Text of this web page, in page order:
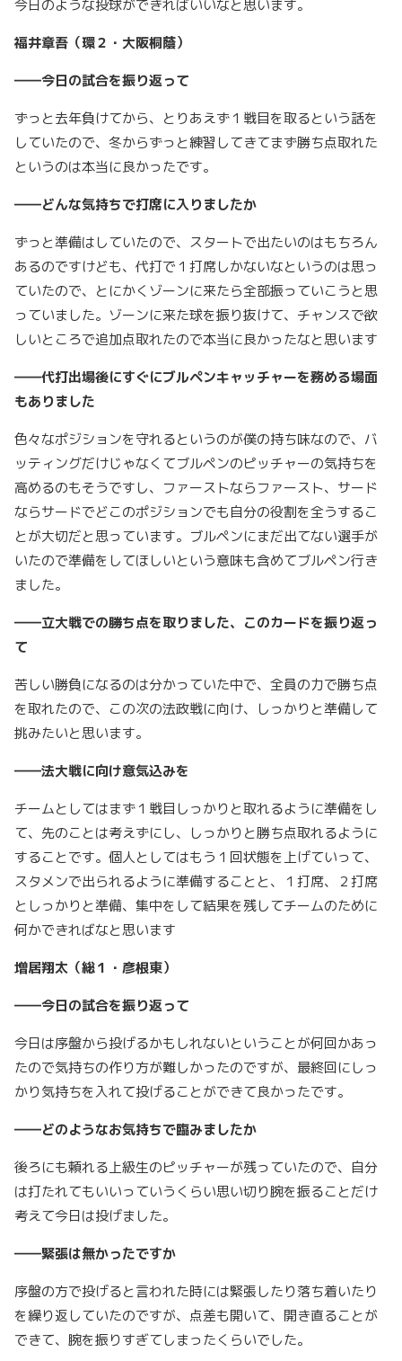
今日のような投球ができればいいなと思います。
福井章吾（環２・大阪桐蔭）
――今日の試合を振り返って
ずっと去年負けてから、とりあえず１戦目を取るという話を
していたので、冬からずっと練習してきてまず勝ち点取れた
というのは本当に良かったです。
――どんな気持ちで打席に入りましたか
ずっと準備はしていたので、スタートで出たいのはもちろん
あるのですけども、代打で１打席しかないなというのは思っ
ていたので、とにかくゾーンに来たら全部振っていこうと思
っていました。ゾーンに来た球を振り抜けて、チャンスで欲
しいところで追加点取れたので本当に良かったなと思います
――代打出場後にすぐにブルペンキャッチャーを務める場面
もありました
色々なポジションを守れるというのが僕の持ち味なので、バ
ッティングだけじゃなくてブルペンのピッチャーの気持ちを
高めるのもそうですし、ファーストならファースト、サード
ならサードでどこのポジションでも自分の役割を全うするこ
とが大切だと思っています。ブルペンにまだ出てない選手が
いたので準備をしてほしいという意味も含めてブルペン行き
ました。
――立大戦での勝ち点を取りました、このカードを振り返っ
て
苦しい勝負になるのは分かっていた中で、全員の力で勝ち点
を取れたので、この次の法政戦に向け、しっかりと準備して
挑みたいと思います。
――法大戦に向け意気込みを
チームとしてはまず１戦目しっかりと取れるように準備をし
て、先のことは考えずにし、しっかりと勝ち点取れるように
することです。個人としてはもう１回状態を上げていって、
スタメンで出られるように準備することと、１打席、２打席
としっかりと準備、集中をして結果を残してチームのために
何かできればなと思います
増居翔太（総１・彦根東）
――今日の試合を振り返って
今日は序盤から投げるかもしれないということが何回かあっ
たので気持ちの作り方が難しかったのですが、最終回にしっ
かり気持ちを入れて投げることができて良かったです。
――どのようなお気持ちで臨みましたか
後ろにも頼れる上級生のピッチャーが残っていたので、自分
は打たれてもいいっていうくらい思い切り腕を振ることだけ
考えて今日は投げました。
――緊張は無かったですか
序盤の方で投げると言われた時には緊張したり落ち着いたり
を繰り返していたのですが、点差も開いて、開き直ることが
できて、腕を振りすぎてしまったくらいでした。